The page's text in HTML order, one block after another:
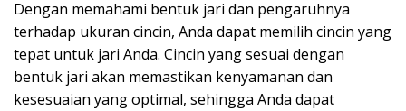
Dengan memahami bentuk jari dan pengaruhnya
terhadap ukuran cincin, Anda dapat memilih cincin yang
tepat untuk jari Anda. Cincin yang sesuai dengan
bentuk jari akan memastikan kenyamanan dan
kesesuaian yang optimal, sehingga Anda dapat